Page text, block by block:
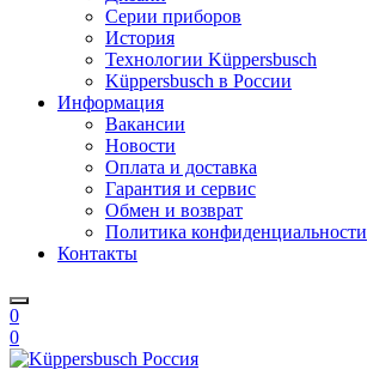
Серии приборов
История
Технологии Küppersbusch
Küppersbusch в России
Информация
Вакансии
Новости
Оплата и доставка
Гарантия и сервис
Обмен и возврат
Политика конфиденциальности
Контакты
0
0